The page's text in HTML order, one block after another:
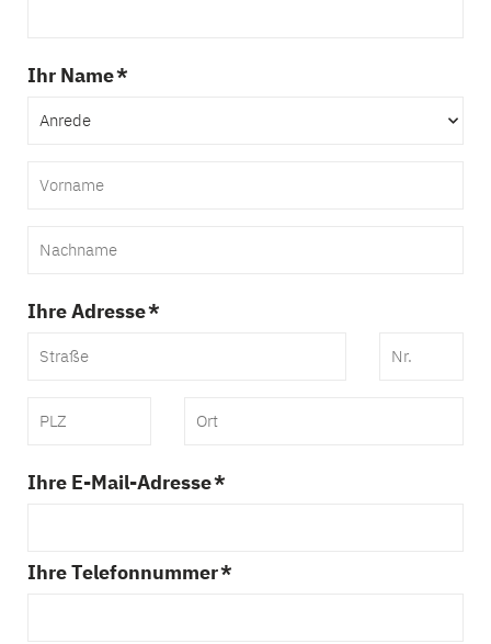
Ihr Name *
Ihre Adresse *
Ihre E-Mail-Adresse *
Ihre Telefonnummer *